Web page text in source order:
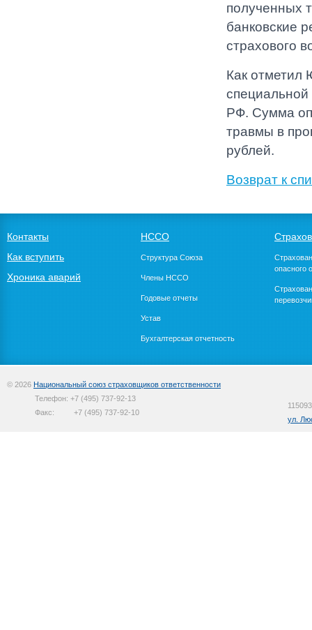
полученных
банковские
страхового
Как отметил
РФ. Сумма
травмы в
рублей.
Возврат к
Контакты
Как вступить
Хроника аварий
НССО
Структура Союза
Члены НССО
Годовые отчеты
Устав
Бухгалтерская отчетность
опасного
© 2026 Национальный союз страховщиков ответственности
Телефон: +7 (495) 737-92-13
Факс:
+7 (495) 737-92-10
ул.